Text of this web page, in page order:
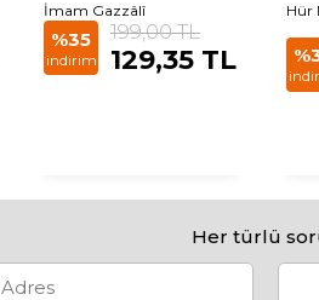
İmam Gazzâlî
%35
indirim
199,00 TL
129,35 TL
Hür
Her türlü
Adres